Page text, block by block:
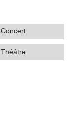
Concert
Théâtre